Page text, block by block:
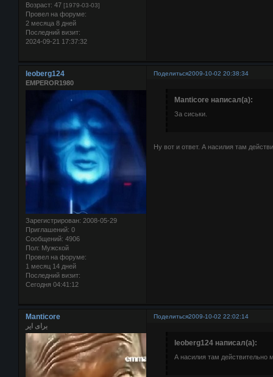
Возраст: 47 [1979-03-03]
Провел на форуме:
2 месяца 8 дней
Последний визит:
2024-09-21 17:37:32
Поделиться2009-10-02 20:38:34
leoberg124
EMPEROR1980
Зарегистрирован: 2008-05-29
Приглашений: 0
Сообщений: 4906
Пол: Мужской
Провел на форуме:
1 месяц 14 дней
Последний визит:
Сегодня 04:41:12
Manticore написал(а):
За сиськи.
Ну вот и ответ. А насилия там
Поделиться2009-10-02 22:02:14
Manticore
برای ایر
leoberg124 написал(а):
А насилия там действительно